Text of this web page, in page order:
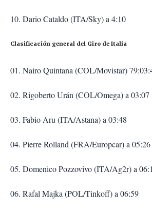
10. Dario Cataldo (ITA/Sky) a 4:10
Clasificación general del Giro de Italia
01. Nairo Quintana (COL/Movistar)
02. Rigoberto Urán (COL/Omega) a 03:07
03. Fabio Aru (ITA/Astana) a 03:48
04. Pierre Rolland (FRA/Europcar) a 05:26
05. Domenico Pozzovivo (ITA/Ag2r) a
06. Rafal Majka (POL/Tinkoff) a 06:59